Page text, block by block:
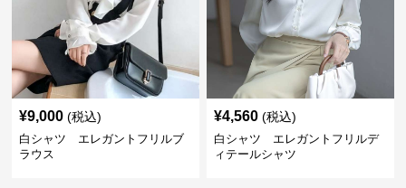
¥9,000 (税込)
白シャツ エレガントフリルブ
ラウス
¥4,560 (税込)
白シャツ エレガントフリルデ
ィテールシャツ